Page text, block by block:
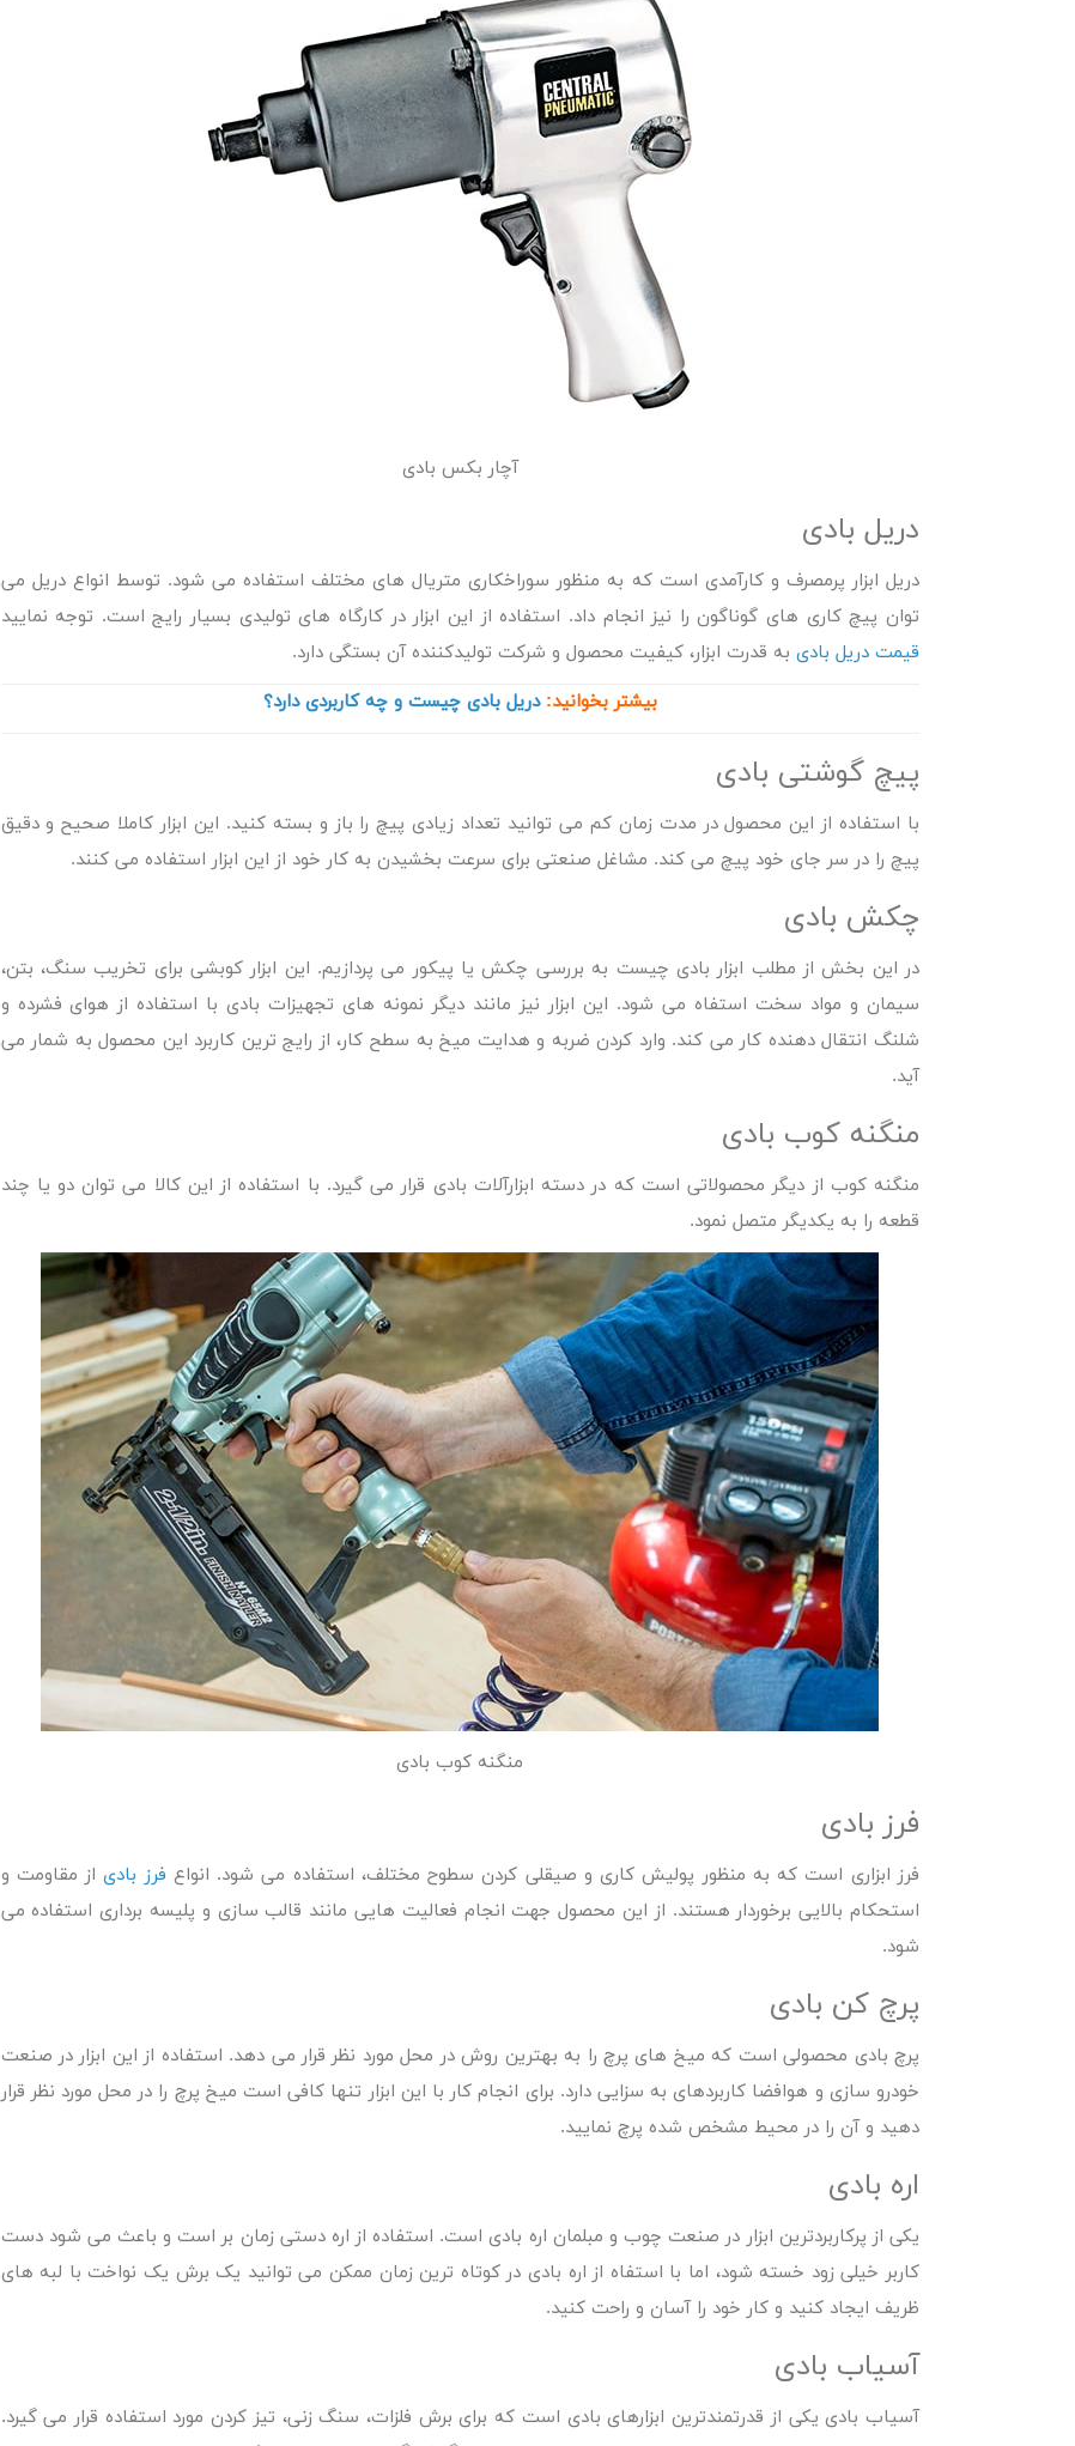
آچار بکس بادی
دریل بادی
دریل ابزار پرمصرف و کارآمدی است که به منظور سوراخکاری متریال های مختلف استفاده می شود. توسط انواع دریل می
توان پیچ کاری های گوناگون را نیز انجام داد. استفاده از این ابزار در کارگاه های تولیدی بسیار رایج است. توجه نمایید
قیمت دریل بادی به قدرت ابزار، کیفیت محصول و شرکت تولیدکننده آن بستگی دارد.
بیشتر بخوانید:دریل بادی چیست و چه کاربردی دارد؟
پیچ گوشتی بادی
با استفاده از این محصول در مدت زمان کم می توانید تعداد زیادی پیچ را باز و بسته کنید. این ابزار کاملا صحیح و دقیق
پیچ را در سر جای خود پیچ می کند. مشاغل صنعتی برای سرعت بخشیدن به کار خود از این ابزار استفاده می کنند.
چکش بادی
در این بخش از مطلب ابزار بادی چیست به بررسی چکش یا پیکور می پردازیم. این ابزار کوبشی برای تخریب سنگ، بتن،
سیمان و مواد سخت استفاه می شود. این ابزار نیز مانند دیگر نمونه های تجهیزات بادی با استفاده از هوای فشرده و
شلنگ انتقال دهنده کار می کند. وارد کردن ضربه و هدایت میخ به سطح کار، از رایج ترین کاربرد این محصول به شمار می
آید.
منگنه کوب بادی
منگنه کوب از دیگر محصولاتی است که در دسته ابزارآلات بادی قرار می گیرد. با استفاده از این کالا می توان دو یا چند
قطعه را به یکدیگر متصل نمود.
منگنه کوب بادی
فرز بادی
فرز ابزاری است که به منظور پولیش کاری و صیقلی کردن سطوح مختلف، استفاده می شود. انواع فرز بادیاز مقاومت و
استحکام بالایی برخوردار هستند. از این محصول جهت انجام فعالیت هایی مانند قالب سازی و پلیسه برداری استفاده می
شود.
پرچ کن بادی
پرچ بادی محصولی است که میخ های پرچ را به بهترین روش در محل مورد نظر قرار می دهد. استفاده از این ابزار در صنعت
خودرو سازی و هوافضا کاربردهای به سزایی دارد. برای انجام کار با این ابزار تنها کافی است میخ پرچ را در محل مورد نظر قرار
دهید و آن را در محیط مشخص شده پرچ نمایید.
اره بادی
یکی از پرکاربردترین ابزار در صنعت چوب و مبلمان اره بادی است. استفاده از اره دستی زمان بر است و باعث می شود دست
کاربر خیلی زود خسته شود، اما با استفاه از اره بادی در کوتاه ترین زمان ممکن می توانید یک برش یک نواخت با لبه های
ظریف ایجاد کنید و کار خود را آسان و راحت کنید.
آسیاب بادی
آسیاب بادی یکی از قدرتمندترین ابزارهای بادی است که برای برش فلزات، سنگ زنی، تیز کردن مورد استفاده قرار می گیرد.